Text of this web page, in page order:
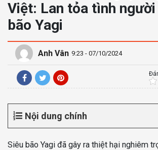
Việt: Lan tỏa tình người
bão Yagi
Anh Vân 9:23 - 07/10/2024
Nội dung chính
Siêu bão Yagi đã gây ra thiệt hại nghiêm